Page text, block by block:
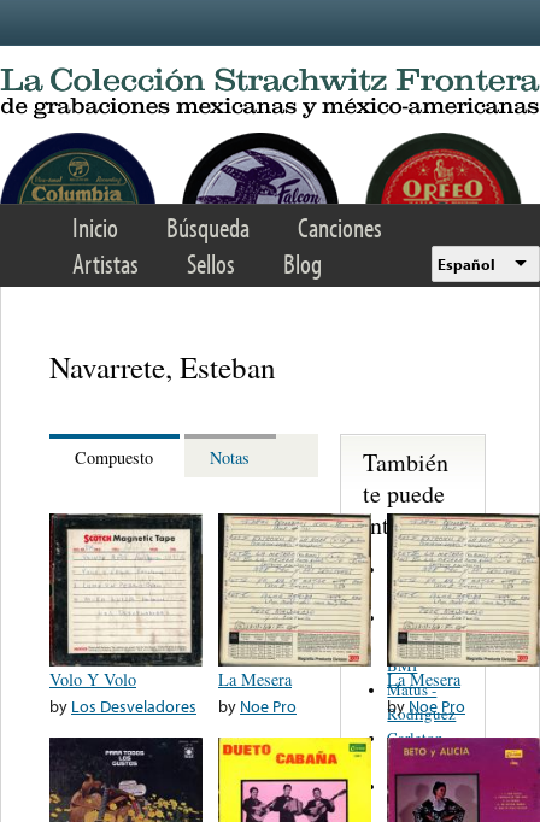
Inicio Búsqueda
Canciones
Artistas
Sellos Blog Español
Navarrete, Esteban
Compuesto Notas
Volo Y Volo
by Los Desveladores
La Mesera
by Noe Pro
La Mesera
byNoe Pro
También
te puede
interesar...
Martinez,
Felipe
Performance
Music Co.
BMI
Matus -
Rodriguez
Carleton -
Dixon
Abreu -
Oliverira